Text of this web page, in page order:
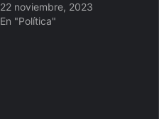
22 noviembre, 2023
En "Política"